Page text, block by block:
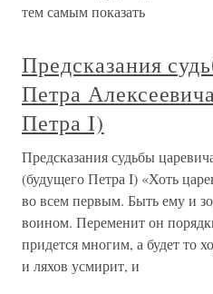
тем самым показать
Предсказания
Петра
Петра I)
Предсказания судьбы
(будущего Петра I) «Хоть
во всем первым. Быть ему и
воином. Переменит он
придется многим, а будет то
и ляхов усмирит, и